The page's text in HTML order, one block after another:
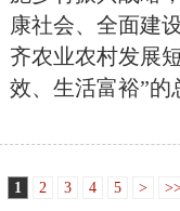
康社会、全面建
齐农业农村发展
效、生活富裕”的
1 2 3 4 5 >